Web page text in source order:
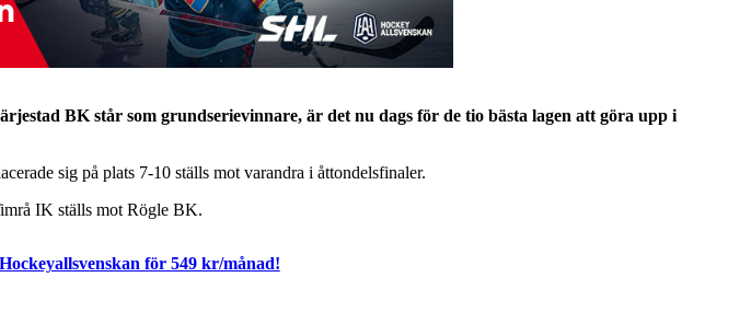
BK står som grundserievinnare, är det nu dags för de tio bästa lagen att göra upp i
sig på plats 7-10 ställs mot varandra i åttondelsfinaler.
IK ställs mot Rögle BK.
för 549 kr/månad!